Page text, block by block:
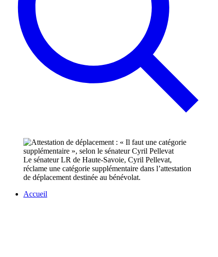
Le sénateur LR de Haute-Savoie, Cyril Pellevat,
réclame une catégorie supplémentaire dans l’attestation
de déplacement destinée au bénévolat.
Accueil